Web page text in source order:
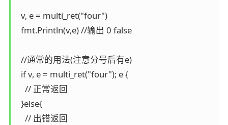
  v, e = multi_ret("four")
  fmt.Println(v,e) //输出 0 false
  //通常的用法(注意分号后有e)
  if v, e = multi_ret("four"); e {
    // 正常返回
  }else{
    // 出错返回